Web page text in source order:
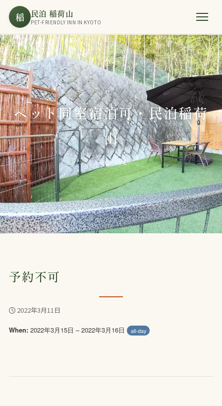
稲 民泊 稲荷山
PET-FRIENDLY INN IN KYOTO
ペット同室宿泊可・民泊稲荷
山
ARCHIVE
予約不可
2022年3月11日
When: 2022年3月15日 – 2022年3月16日 all-day